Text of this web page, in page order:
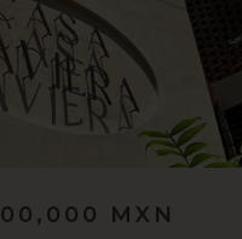
MXN